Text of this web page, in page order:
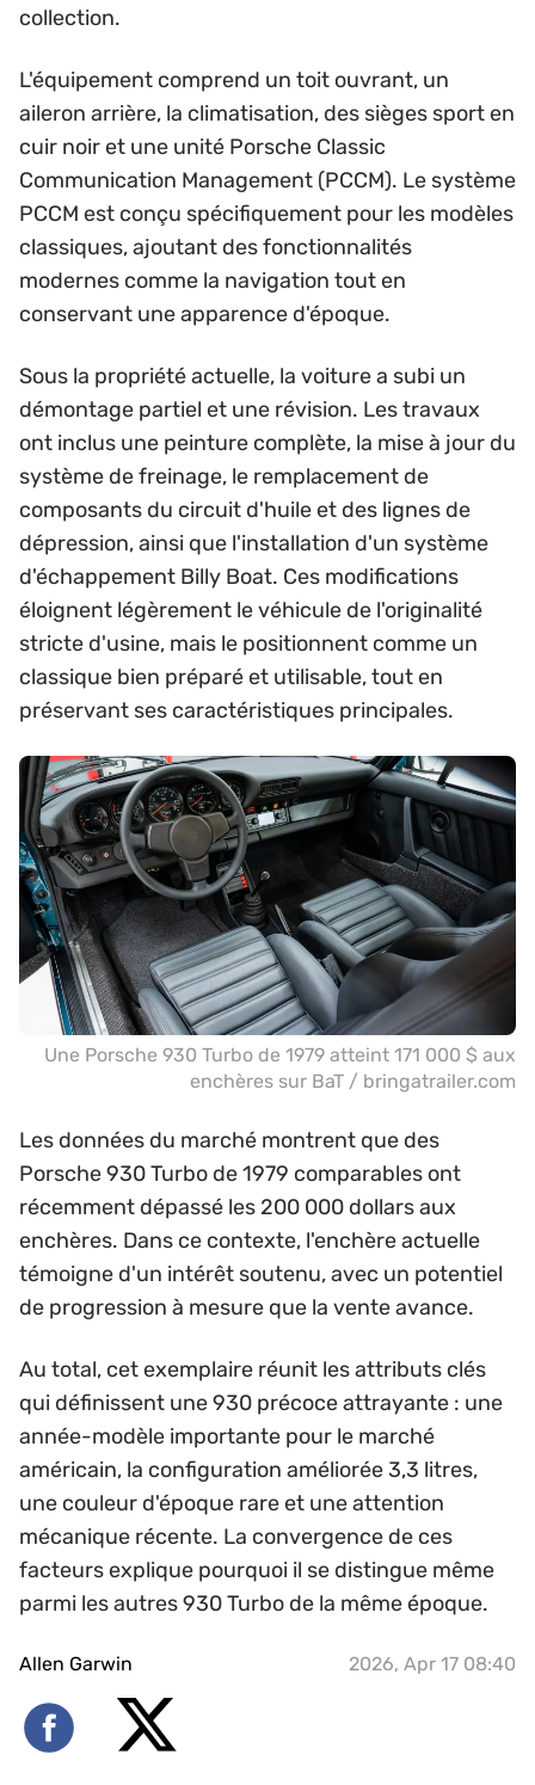
collection.
L'équipement comprend un toit ouvrant, un
aileron arrière, la climatisation, des sièges sport en
cuir noir et une unité Porsche Classic
Communication Management (PCCM). Le système
PCCM est conçu spécifiquement pour les modèles
classiques, ajoutant des fonctionnalités
modernes comme la navigation tout en
conservant une apparence d'époque.
Sous la propriété actuelle, la voiture a subi un
démontage partiel et une révision. Les travaux
ont inclus une peinture complète, la mise à jour du
système de freinage, le remplacement de
composants du circuit d'huile et des lignes de
dépression, ainsi que l'installation d'un système
d'échappement Billy Boat. Ces modifications
éloignent légèrement le véhicule de l'originalité
stricte d'usine, mais le positionnent comme un
classique bien préparé et utilisable, tout en
préservant ses caractéristiques principales.
Une Porsche 930 Turbo de 1979 atteint 171 000 $ aux
enchères sur BaT / bringatrailer.com
Les données du marché montrent que des
Porsche 930 Turbo de 1979 comparables ont
récemment dépassé les 200 000 dollars aux
enchères. Dans ce contexte, l'enchère actuelle
témoigne d'un intérêt soutenu, avec un potentiel
de progression à mesure que la vente avance.
Au total, cet exemplaire réunit les attributs clés
qui définissent une 930 précoce attrayante : une
année-modèle importante pour le marché
américain, la configuration améliorée 3,3 litres,
une couleur d'époque rare et une attention
mécanique récente. La convergence de ces
facteurs explique pourquoi il se distingue même
parmi les autres 930 Turbo de la même époque.
Allen Garwin 2026, Apr 17 08:40